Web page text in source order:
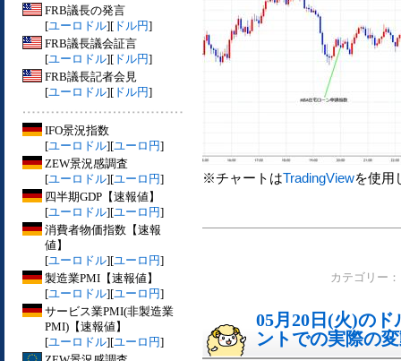
FRB議長の発言
[ユーロドル][ ドル円]
FRB議長議会証言
[ユーロドル][ ドル円]
FRB議長記者会見
[ユーロドル][ ドル円]
IFO景況指数
[ユーロドル][ユーロ円]
ZEW景況感調査
[ユーロドル][ユーロ円]
四半期GDP【速報値】
[ユーロドル][ユーロ円]
消費者物価指数【速報
値】
[ユーロドル][ユーロ円]
製造業PMI【速報値】
[ユーロドル][ユーロ円]
サービス業PMI(非製造業
PMI)【速報値】
[ユーロドル][ユーロ円]
※チャートはTradingViewを使用
カテゴリー
05月20日(火)の
ントでの実際の